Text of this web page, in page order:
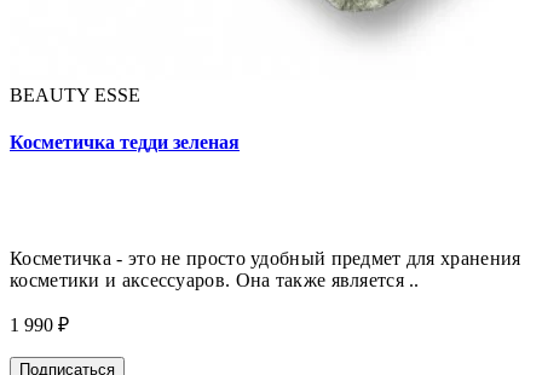
BEAUTY ESSE
Косметичка тедди зеленая
Косметичка - это не просто удобный предмет для хранения
косметики и аксессуаров. Она также является ..
1 990 ₽
Подписаться